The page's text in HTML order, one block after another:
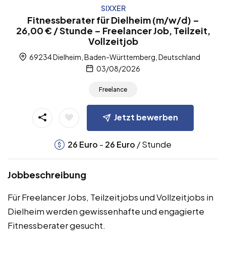
SIXXER
Fitnessberater für Dielheim (m/w/d) –
26,00 € / Stunde – Freelancer Job, Teilzeit,
Vollzeitjob
69234 Dielheim, Baden-Württemberg, Deutschland
03/08/2026
Freelance
Jetzt bewerben
26 Euro - 26 Euro / Stunde
Jobbeschreibung
Für Freelancer Jobs, Teilzeitjobs und Vollzeitjobs in
Dielheim werden gewissenhafte und engagierte
Fitnessberater gesucht.